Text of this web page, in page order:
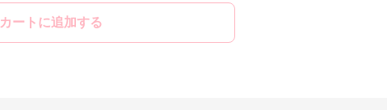
カートに追加する